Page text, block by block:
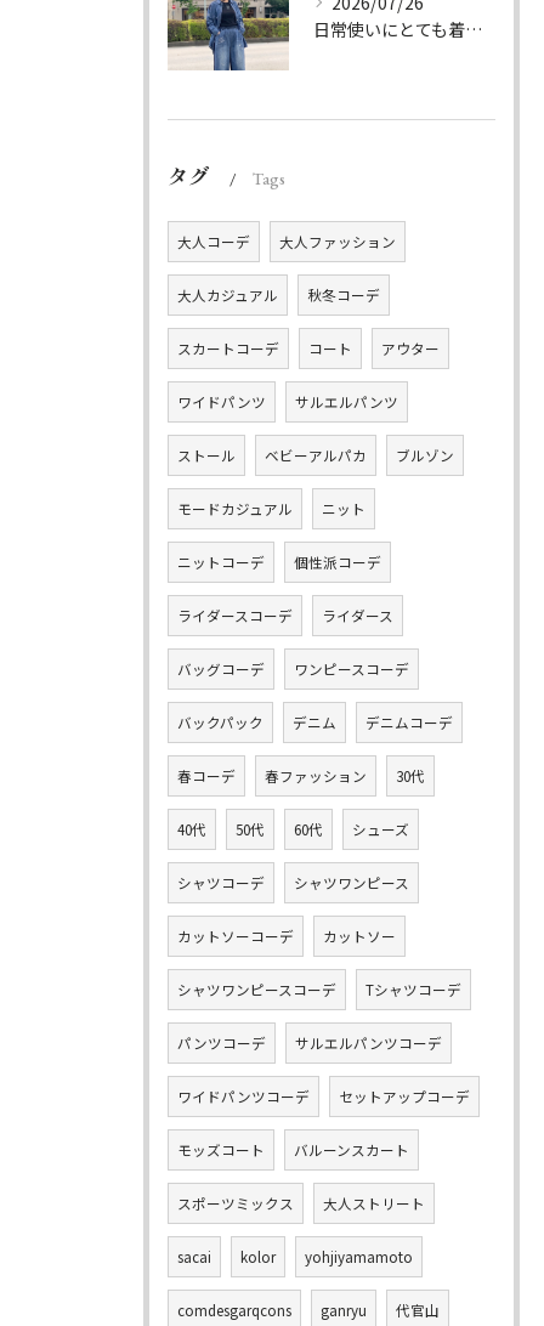
日常使いにとても着やすいデニムのセットアップ。
タグ Tags
大人コーデ 大人ファッション
大人カジュアル 秋冬コーデ
スカートコーデ コート アウター
ワイドパンツ サルエルパンツ
ストール ベビーアルパカ ブルゾン
モードカジュアル ニット
ニットコーデ 個性派コーデ
ライダースコーデ ライダース
バッグコーデ ワンピースコーデ
バックパック デニム デニムコーデ
春コーデ 春ファッション 30代
40代 50代 60代 シューズ
シャツコーデ シャツワンピース
カットソーコーデ カットソー
シャツワンピースコーデ Tシャツコーデ
パンツコーデ サルエルパンツコーデ
ワイドパンツコーデ セットアップコーデ
モッズコート バルーンスカート
スポーツミックス 大人ストリート
sacai kolor yohjiyamamoto
comdesgarqcons ganryu 代官山